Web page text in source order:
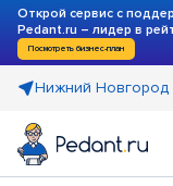
Открой сервис с
Pedant.ru – лидер в
Посмотреть бизнес-план
Нижний Новгород